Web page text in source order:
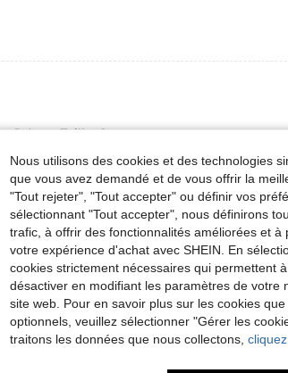
Taille: S
Beige Taille:S
😍
Nous utilisons des cookies et des technologies
que vous avez demandé et de vous offrir la
"Tout rejeter", "Tout accepter" ou définir vos
sélectionnant "Tout accepter", nous définirons
trafic, à offrir des fonctionnalités améliorées et
votre expérience d'achat avec SHEIN. En
cookies strictement nécessaires qui permettent
désactiver en modifiant les paramètres de votre
site web. Pour en savoir plus sur les cookies
optionnels, veuillez sélectionner "Gérer les
traitons les données que nous collectons,